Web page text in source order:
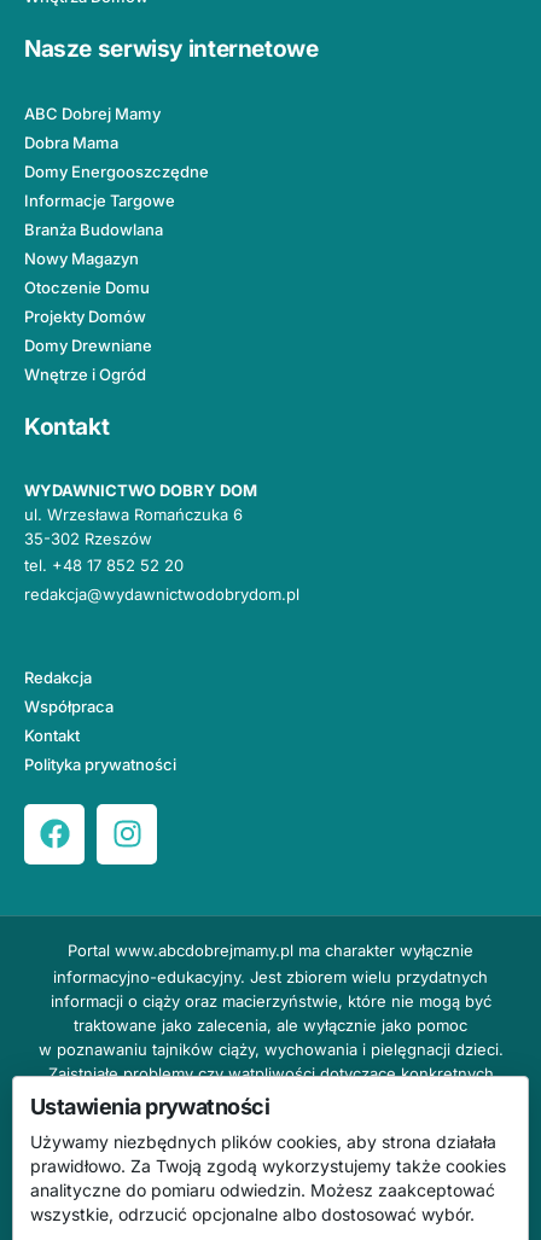
Nasze serwisy internetowe
ABC Dobrej Mamy
Dobra Mama
Domy Energooszczędne
Informacje Targowe
Branża Budowlana
Nowy Magazyn
Otoczenie Domu
Projekty Domów
Domy Drewniane
Wnętrze i Ogród
Kontakt
WYDAWNICTWO DOBRY DOM
ul. Wrzesława Romańczuka 6
35-302 Rzeszów
tel. +48 17 852 52 20
redakcja@wydawnictwodobrydom.pl
Redakcja
Współpraca
Kontakt
Polityka prywatności
Portal www.abcdobrejmamy.pl ma charakter wyłącznie
informacyjno-edukacyjny. Jest zbiorem wielu przydatnych
informacji o ciąży oraz macierzyństwie, które nie mogą być
traktowane jako zalecenia, ale wyłącznie jako pomoc
w poznawaniu tajników ciąży, wychowania i pielęgnacji dzieci.
Zaistniałe problemy czy wątpliwości dotyczące konkretnych
przypadków należy bezzwłocznie konsultować z prowadzącym
lekarzem ginekologiem lub innym stosownym specjalistą w danej
dziedzinie. DOBRY DOM nie odpowiada za treść reklam,
nie ponosi również żadnych konsekwencji prawnych ani
odpowiedzialności za następstwa mogące wyniknąć na skutek
zastosowania podanych informacji bez wcześniejszej konsultacji
Ustawienia prywatności
Używamy niezbędnych plików cookies, aby strona działała
prawidłowo. Za Twoją zgodą wykorzystujemy także cookies
analityczne do pomiaru odwiedzin. Możesz zaakceptować
wszystkie, odrzucić opcjonalne albo dostosować wybór.